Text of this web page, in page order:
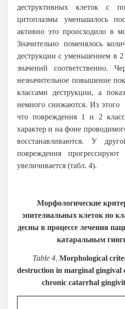
деструктивных клеток с
цитоплазмы уменьшалось
активно это происходило в
Значительно поменялось
деструкции с уменьшением в
значений соответственно.
незначительное повышение
классами деструкции, а
немного снижаются. Из этого
что повреждения 1 и 2
характер и на фоне
восстанавливаются. У
повреждения
увеличивается (табл. 4).
Морфологические
эпителиальных клеток по
десны в процессе лечения
катаральным
Table 4. Morphological
destruction in marginal gingival
chronic catarrhal